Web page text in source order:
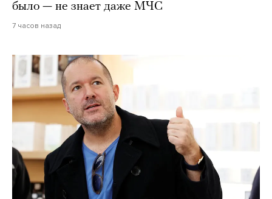
было — не знает даже МЧС
7 часов назад